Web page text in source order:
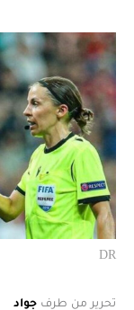
DR
تحرير من طرف جواد